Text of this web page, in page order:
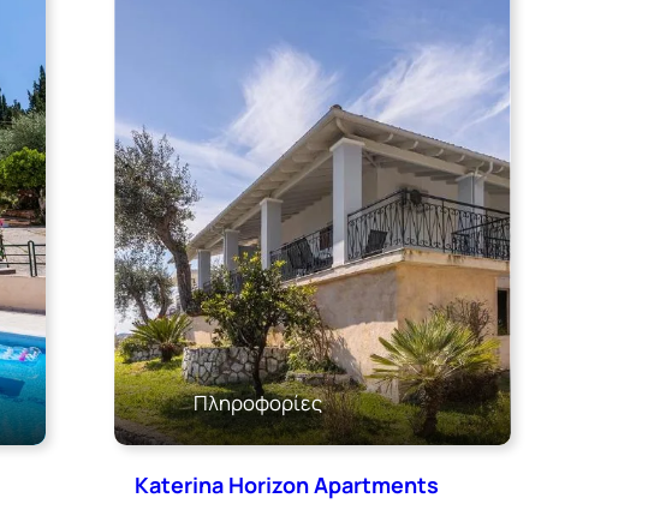
Πληροφορίες
Katerina Horizon Apartments